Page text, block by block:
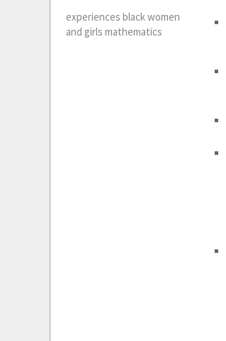
experiences black women
and girls mathematics